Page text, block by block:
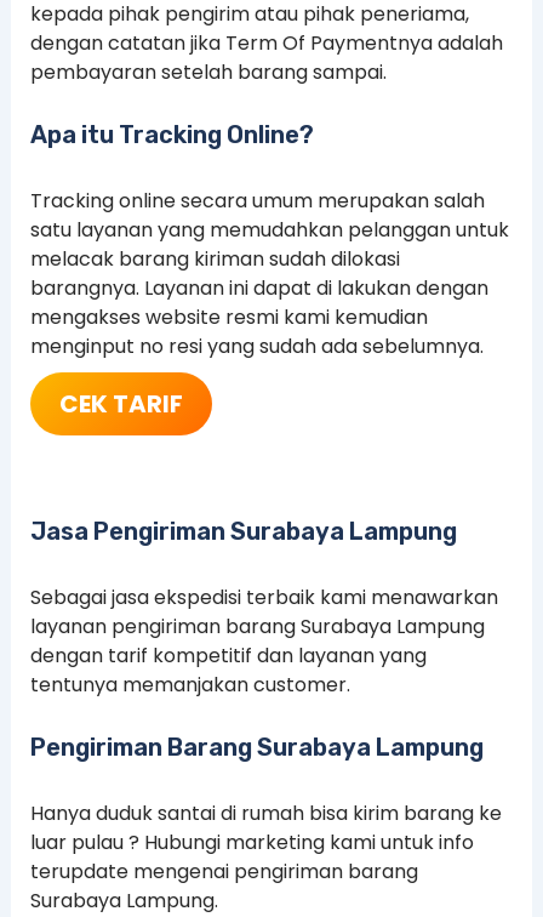
kepada pihak pengirim atau pihak peneriama,
dengan catatan jika Term Of Paymentnya adalah
pembayaran setelah barang sampai.
Apa itu Tracking Online?
Tracking online secara umum merupakan salah
satu layanan yang memudahkan pelanggan untuk
melacak barang kiriman sudah dilokasi
barangnya. Layanan ini dapat di lakukan dengan
mengakses website resmi kami kemudian
menginput no resi yang sudah ada sebelumnya.
CEK TARIF
Jasa Pengiriman Surabaya Lampung
Sebagai jasa ekspedisi terbaik kami menawarkan
layanan pengiriman barang Surabaya Lampung
dengan tarif kompetitif dan layanan yang
tentunya memanjakan customer.
Pengiriman Barang Surabaya Lampung
Hanya duduk santai di rumah bisa kirim barang ke
luar pulau ? Hubungi marketing kami untuk info
terupdate mengenai pengiriman barang
Surabaya Lampung.